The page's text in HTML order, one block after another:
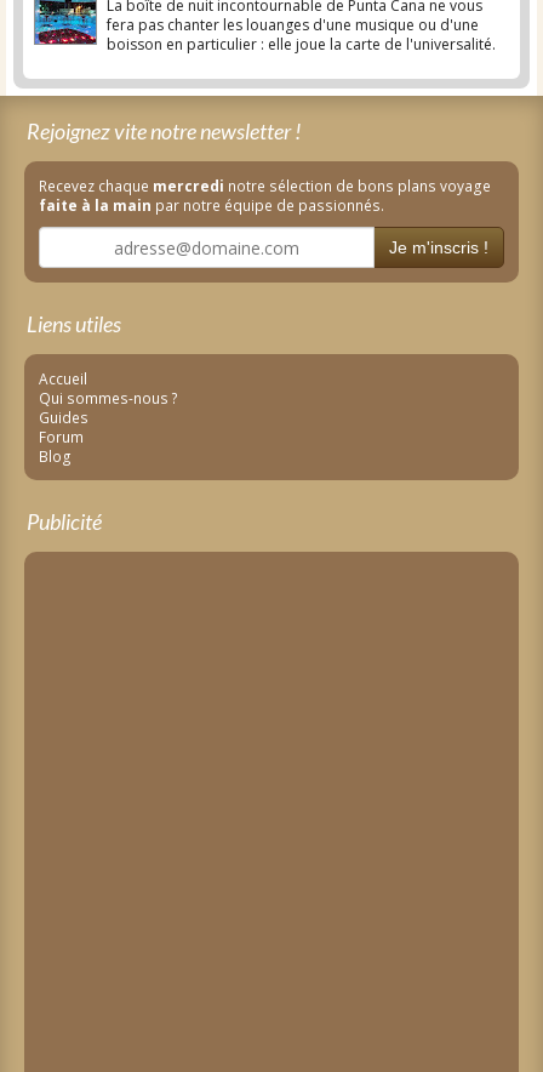
La boîte de nuit incontournable de Punta Cana ne vous
fera pas chanter les louanges d'une musique ou d'une
boisson en particulier : elle joue la carte de l'universalité.
Rejoignez vite notre newsletter !
Recevez chaque mercredi notre sélection de bons plans voyage
faite à la main par notre équipe de passionnés.
Je m'inscris !
Liens utiles
Accueil
Qui sommes-nous ?
Guides
Forum
Blog
Publicité